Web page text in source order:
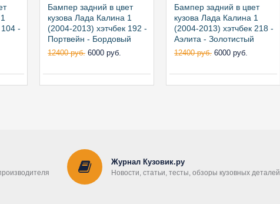
-
Бампер задний в цвет
кузова Лада Калина 1
(2004-2013) хэтчбек 192 -
Портвейн - Бордовый
12400 руб. 6000 руб.
Бампер задний в цвет
кузова Лада Калина 1
(2004-2013) хэтчбек 218 -
Аэлита - Золотистый
12400 руб. 6000 руб.
Журнал Кузовик.ру
Новости, статьи, тесты, обзоры кузовных деталей